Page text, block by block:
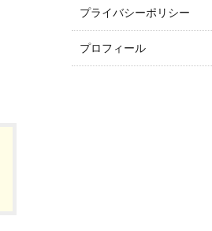
プライバシーポリシー
プロフィール